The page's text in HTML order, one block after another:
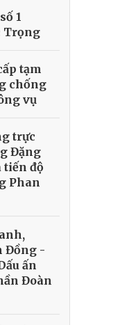
1
Trọng
tạm
chống
vụ
trực
Đặng
tiến độ
Phan
Đồng -
ấn
Đoàn